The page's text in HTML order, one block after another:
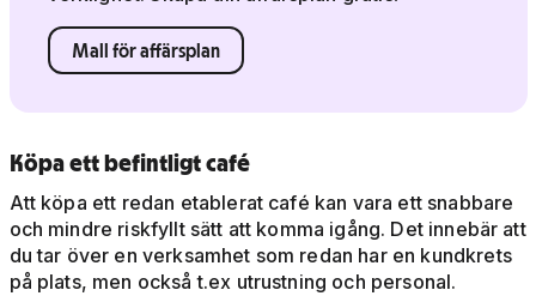
Mall för affärsplan
Köpa ett befintligt café
Att köpa ett redan etablerat café kan vara ett snabbare
och mindre riskfyllt sätt att komma igång. Det innebär att
du tar över en verksamhet som redan har en kundkrets
på plats, men också t.ex utrustning och personal.